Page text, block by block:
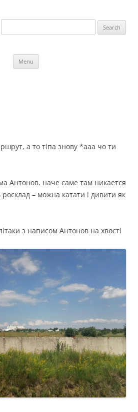
Search
Menu
а то тіпа знову *ааа чо ти
Антонов. наче саме там никается
– можна катати і дивити як
з написом Антонов на хвості